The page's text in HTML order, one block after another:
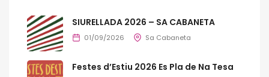
SIURELLADA 2026 – SA CABANETA
01/09/2026 Sa Cabaneta
Festes d’Estiu 2026 Es Pla de Na Tesa